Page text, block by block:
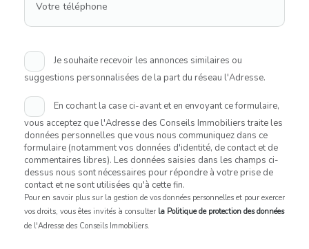
Votre téléphone
Je souhaite recevoir les annonces similaires ou
suggestions personnalisées de la part du réseau l'Adresse.
En cochant la case ci-avant et en envoyant ce formulaire,
vous acceptez que l'Adresse des Conseils Immobiliers traite les
données personnelles que vous nous communiquez dans ce
formulaire (notamment vos données d'identité, de contact et de
commentaires libres). Les données saisies dans les champs ci-
dessus nous sont nécessaires pour répondre à votre prise de
contact et ne sont utilisées qu'à cette fin.
Pour en savoir plus sur la gestion de vos données personnelles et pour exercer
vos droits, vous êtes invités à consulter la Politique de protection des données
de l'Adresse des Conseils Immobiliers.